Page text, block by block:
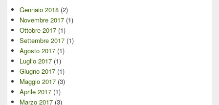
Gennaio 2018 (2)
Novembre 2017 (1)
Ottobre 2017 (1)
Settembre 2017 (1)
Agosto 2017 (1)
Luglio 2017 (1)
Giugno 2017 (1)
Maggio 2017 (3)
Aprile 2017 (1)
Marzo 2017 (3)